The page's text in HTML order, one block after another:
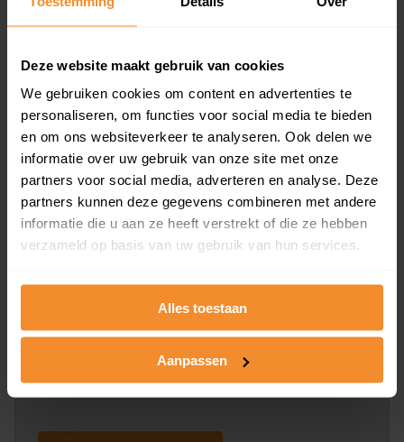
Deze website maakt gebruik van cookies
We gebruiken cookies om content en advertenties te
personaliseren, om functies voor social media te bieden
en om ons websiteverkeer te analyseren. Ook delen we
informatie over uw gebruik van onze site met onze
partners voor social media, adverteren en analyse. Deze
partners kunnen deze gegevens combineren met andere
informatie die u aan ze heeft verstrekt of die ze hebben
verzameld op basis van uw gebruik van hun services.
Alles toestaan
Aanpassen
Bekijk product
Direct leverbaar
Een uitgebreid overzicht van het perceel en
dit inclusief de luchtfoto!